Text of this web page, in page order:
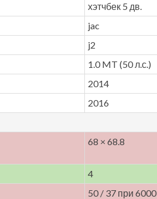
хэтчбек 5 дв.
jac
j2
1.0 MT (50 л.с.)
2014
2016
68 × 68.8
4
50 / 37 при 6000